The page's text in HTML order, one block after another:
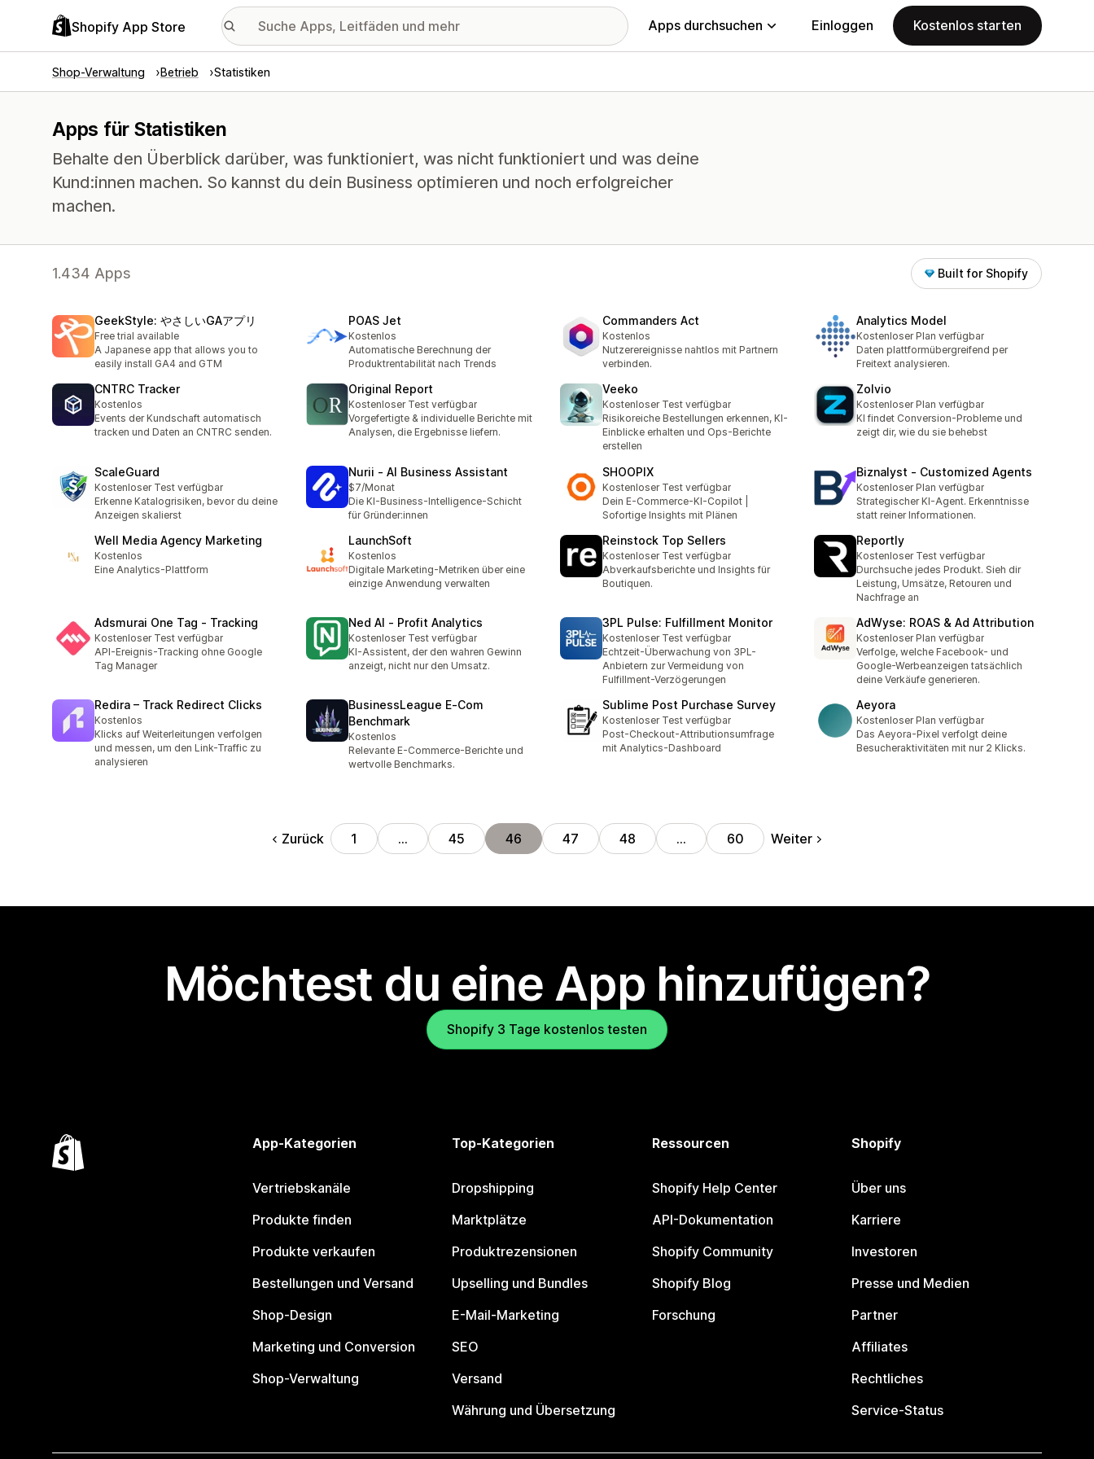
Shopify App Store Apps durchsuchen Einloggen Kostenlos starten
Shop-Verwaltung Betrieb Statistiken
Apps für Statistiken
Behalte den Überblick darüber, was funktioniert, was nicht funktioniert und was deine
Kund:innen machen. So kannst du dein Business optimieren und noch erfolgreicher
machen.
1.434 Apps Built for Shopify
GeekStyle: やさしいGAアプリ
Free trial available
A Japanese app that allows you to
easily install GA4 and GTM
POAS Jet
Kostenlos
Automatische Berechnung der
Produktrentabilität nach Trends
Commanders Act
Kostenlos
Nutzerereignisse nahtlos mit Partnern
verbinden.
Analytics Model
Kostenloser Plan verfügbar
Daten plattformübergreifend per
Freitext analysieren.
CNTRC Tracker
Kostenlos
Events der Kundschaft automatisch
tracken und Daten an CNTRC senden.
Original Report
Kostenloser Test verfügbar
Vorgefertigte & individuelle Berichte mit
Analysen, die Ergebnisse liefern.
Veeko
Kostenloser Test verfügbar
Risikoreiche Bestellungen erkennen, KI-
Einblicke erhalten und Ops-Berichte
erstellen
Zolvio
Kostenloser Plan verfügbar
KI findet Conversion-Probleme und
zeigt dir, wie du sie behebst
ScaleGuard
Kostenloser Test verfügbar
Erkenne Katalogrisiken, bevor du deine
Anzeigen skalierst
Nurii ‑ AI Business Assistant
$7/Monat
Die KI-Business-Intelligence-Schicht
für Gründer:innen
SHOOPIX
Kostenloser Test verfügbar
Dein E-Commerce-KI-Copilot |
Sofortige Insights mit Plänen
Biznalyst ‑ Customized Agents
Kostenloser Plan verfügbar
Strategischer KI-Agent. Erkenntnisse
statt reiner Informationen.
Well Media Agency Marketing
Kostenlos
Eine Analytics-Plattform
LaunchSoft
Kostenlos
Digitale Marketing-Metriken über eine
einzige Anwendung verwalten
Reinstock Top Sellers
Kostenloser Test verfügbar
Abverkaufsberichte und Insights für
Boutiquen.
Reportly
Kostenloser Test verfügbar
Durchsuche jedes Produkt. Sieh dir
Leistung, Umsätze, Retouren und
Nachfrage an
Adsmurai One Tag ‑ Tracking
Kostenloser Test verfügbar
API-Ereignis-Tracking ohne Google
Tag Manager
Ned AI ‑ Profit Analytics
Kostenloser Test verfügbar
KI-Assistent, der den wahren Gewinn
anzeigt, nicht nur den Umsatz.
3PL Pulse: Fulfillment Monitor
Kostenloser Test verfügbar
Echtzeit-Überwachung von 3PL-
Anbietern zur Vermeidung von
Fulfillment-Verzögerungen
AdWyse: ROAS & Ad Attribution
Kostenloser Plan verfügbar
Verfolge, welche Facebook- und
Google-Werbeanzeigen tatsächlich
deine Verkäufe generieren.
Redira – Track Redirect Clicks
Kostenlos
Klicks auf Weiterleitungen verfolgen
und messen, um den Link-Traffic zu
analysieren
BusinessLeague E‑Com
Benchmark
Kostenlos
Relevante E-Commerce-Berichte und
wertvolle Benchmarks.
Sublime Post Purchase Survey
Kostenloser Test verfügbar
Post-Checkout-Attributionsumfrage
mit Analytics-Dashboard
Aeyora
Kostenloser Plan verfügbar
Das Aeyora-Pixel verfolgt deine
Besucheraktivitäten mit nur 2 Klicks.
Zurück 1 … 45 46 47 48 … 60 Weiter
Möchtest du eine App hinzufügen?
Shopify 3 Tage kostenlos testen
App-Kategorien
Vertriebskanäle
Produkte finden
Produkte verkaufen
Bestellungen und Versand
Shop-Design
Marketing und Conversion
Shop-Verwaltung
Top-Kategorien
Dropshipping
Marktplätze
Produktrezensionen
Upselling und Bundles
E-Mail-Marketing
SEO
Versand
Währung und Übersetzung
Ressourcen
Shopify Help Center
API-Dokumentation
Shopify Community
Shopify Blog
Forschung
Shopify
Über uns
Karriere
Investoren
Presse und Medien
Partner
Affiliates
Rechtliches
Service-Status